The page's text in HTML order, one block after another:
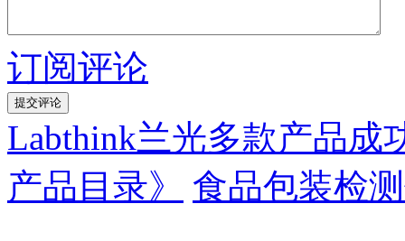
订阅评论
Labthink兰光多款产品成
产品目录》
食品包装检